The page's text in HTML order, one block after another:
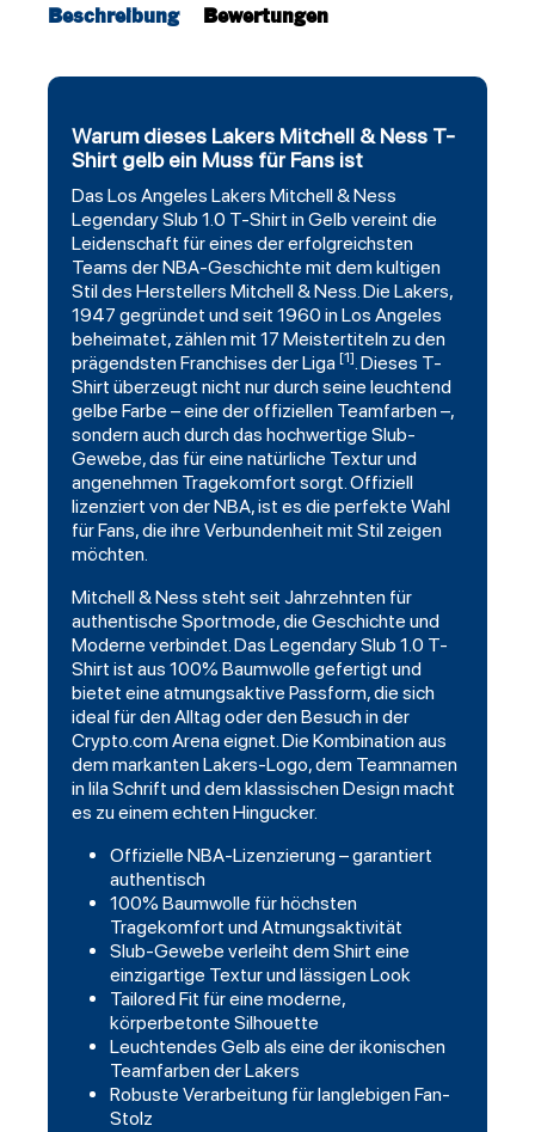
Beschreibung Bewertungen
Warum dieses Lakers Mitchell & Ness T-
Shirt gelb ein Muss für Fans ist
Das Los Angeles Lakers Mitchell& Ness
LegendarySlub 1.0 T-Shirt in Gelb vereint die
Leidenschaft für eines der erfolgreichsten
Teams der NBA-Geschichte mit dem kultigen
Stil des Herstellers Mitchell & Ness. Die Lakers,
1947 gegründet und seit 1960 in Los Angeles
beheimatet, zählen mit 17 Meistertiteln zu den
prägendsten Franchises der Liga [1]. Dieses T-
Shirt überzeugt nicht nur durch seine leuchtend
gelbe Farbe – eine der offiziellen Teamfarben –,
sondern auch durch das hochwertige Slub-
Gewebe, das für eine natürliche Textur und
angenehmen Tragekomfort sorgt. Offiziell
lizenziert von der NBA, ist es die perfekte Wahl
für Fans, die ihre Verbundenheit mit Stil zeigen
möchten.
Mitchell & Ness steht seit Jahrzehnten für
authentische Sportmode, die Geschichte und
Moderne verbindet. Das Legendary Slub 1.0 T-
Shirt ist aus 100% Baumwolle gefertigt und
bietet eine atmungsaktive Passform, die sich
ideal für den Alltag oder den Besuch in der
Crypto.com Arena eignet. Die Kombination aus
dem markanten Lakers-Logo, dem Teamnamen
in lila Schrift und dem klassischen Design macht
es zu einem echten Hingucker.
Offizielle NBA-Lizenzierung – garantiert
authentisch
100% Baumwolle für höchsten
Tragekomfort und Atmungsaktivität
Slub-Gewebe verleiht dem Shirt eine
einzigartige Textur und lässigen Look
Tailored Fit für eine moderne,
körperbetonte Silhouette
Leuchtendes Gelb als eine der ikonischen
Teamfarben der Lakers
Robuste Verarbeitung für langlebigen Fan-
Stolz